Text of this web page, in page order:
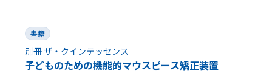
書籍
別冊 ザ・クインテッセンス
子どものための機能的マウスピース矯正装置